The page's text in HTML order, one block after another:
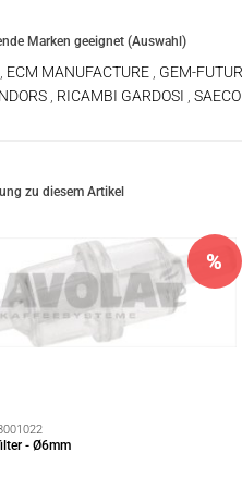
Marken geeignet (Auswahl)
ECM MANUFACTURE GEM-
RICAMBI GARDOSI SAECO
zu diesem Artikel
- Ø6mm
%